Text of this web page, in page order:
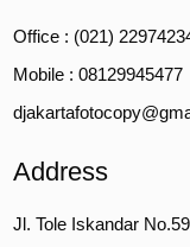
Office : (021)
Mobile : 08129945477
Address
Jl. Tole Iskandar